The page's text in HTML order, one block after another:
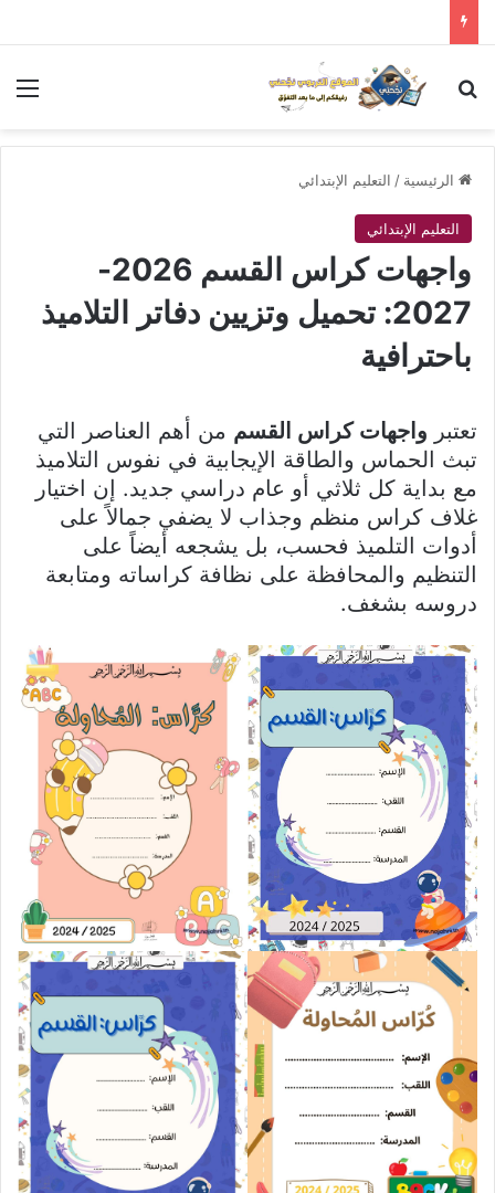
بحث عن
الرئيسية / التعليم الإبتدائي
التعليم الإبتدائي
واجهات كراس القسم 2026-
2027: تحميل وتزيين دفاتر التلاميذ
باحترافية
تعتبر واجهات كراس القسم من أهم العناصر التي
تبث الحماس والطاقة الإيجابية في نفوس التلاميذ
مع بداية كل ثلاثي أو عام دراسي جديد. إن اختيار
غلاف كراس منظم وجذاب لا يضفي جمالاً على
أدوات التلميذ فحسب، بل يشجعه أيضاً على
التنظيم والمحافظة على نظافة كراساته ومتابعة
دروسه بشغف.